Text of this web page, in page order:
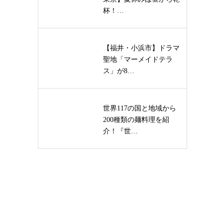
杯！…
【福井・小浜市】ドラマ
聖地「マーメイドテラ
ス」が8…
世界117の国と地域から
200種類の麺料理を紹
介！『世…